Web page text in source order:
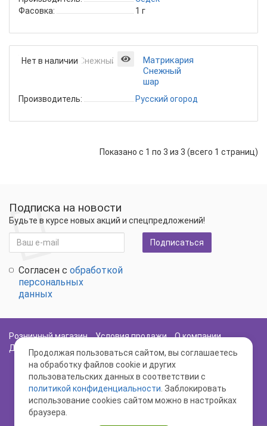
Фасовка:
1 г
Нет в наличии
Матрикария
Снежный
шар
Производитель: Русский огород
Показано с 1 по 3 из 3 (всего 1 страниц)
Подписка на новости
Будьте в курсе новых акций и спецпредложений!
Согласен с обработкой
персональных
данных
Подписаться
Розничный магазин Условия продажи
О компании
Доставка и оплата
Политика Безопасности
Продолжая пользоваться сайтом, вы соглашаетесь
на обработку файлов cookie и других
пользовательских данных в соответствии с
политикой конфиденциальности . Заблокировать
использование cookies сайтом можно в настройках
браузера.